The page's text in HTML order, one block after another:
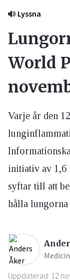
Lyssna
World
Varje år den
initiativ av 1,6
syftar till att
hålla
Uppdaterad: 12